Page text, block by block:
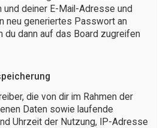
deiner E-Mail-Adresse und
neu generiertes Passwort an
dann auf das Board zugreifen
die von dir im Rahmen der
Daten sowie laufende
Uhrzeit der Nutzung, IP-Adresse